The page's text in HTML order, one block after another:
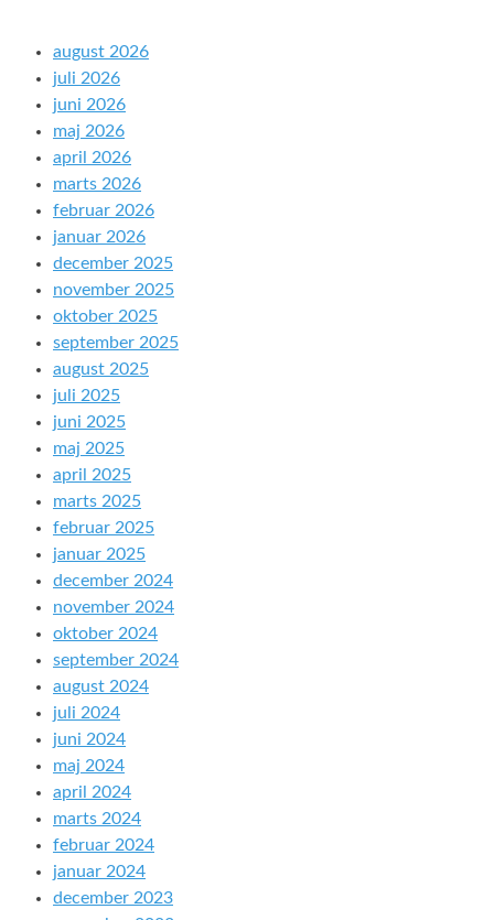
august 2026
juli 2026
juni 2026
maj 2026
april 2026
marts 2026
februar 2026
januar 2026
december 2025
november 2025
oktober 2025
september 2025
august 2025
juli 2025
juni 2025
maj 2025
april 2025
marts 2025
februar 2025
januar 2025
december 2024
november 2024
oktober 2024
september 2024
august 2024
juli 2024
juni 2024
maj 2024
april 2024
marts 2024
februar 2024
januar 2024
december 2023